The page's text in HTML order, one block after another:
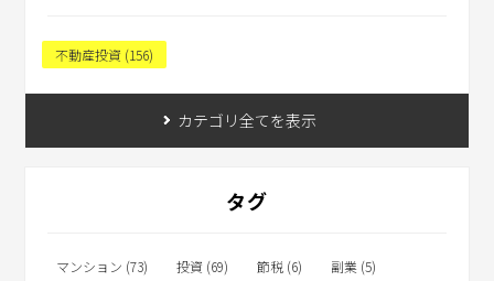
不動産投資 (156)
カテゴリ全てを表示
タグ
マンション (73) 投資 (69) 節税 (6)
副業 (5)